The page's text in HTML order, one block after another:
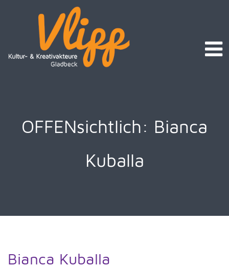
OFFENsichtlich: Bianca
Kuballa
Bianca Kuballa